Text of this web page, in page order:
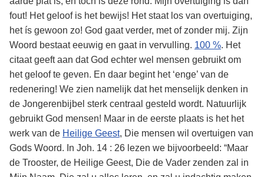
fout! Het geloof is het bewijs! Het staat los van overtuiging,
het ís gewoon zo! God gaat verder, met of zonder mij. Zijn
Woord bestaat eeuwig en gaat in vervulling. 100 %. Het
citaat geeft aan dat God echter wel mensen gebruikt om
het geloof te geven. En daar begint het ‘enge’ van de
redenering! We zien namelijk dat het menselijk denken in
de Jongerenbijbel sterk centraal gesteld wordt. Natuurlijk
gebruikt God mensen! Maar in de eerste plaats is het het
werk van de Heilige Geest, Die mensen wil overtuigen van
Gods Woord. In Joh. 14 : 26 lezen we bijvoorbeeld: “Maar
de Trooster, de Heilige Geest, Die de Vader zenden zal in